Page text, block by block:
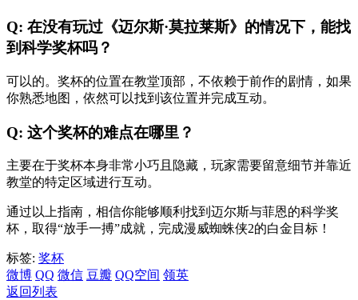
Q: 在没有玩过《迈尔斯·莫拉莱斯》的情况下，能找
到科学奖杯吗？
可以的。奖杯的位置在教堂顶部，不依赖于前作的剧情，如果
你熟悉地图，依然可以找到该位置并完成互动。
Q: 这个奖杯的难点在哪里？
主要在于奖杯本身非常小巧且隐藏，玩家需要留意细节并靠近
教堂的特定区域进行互动。
通过以上指南，相信你能够顺利找到迈尔斯与菲恩的科学奖
杯，取得“放手一搏”成就，完成漫威蜘蛛侠2的白金目标！
标签: 奖杯
微博 QQ 微信 豆瓣 QQ空间 领英
返回列表